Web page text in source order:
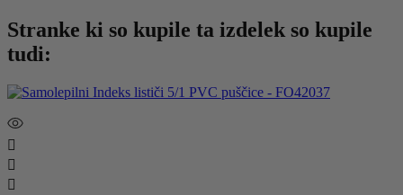
Stranke ki so kupile ta izdelek so kupile
tudi:


